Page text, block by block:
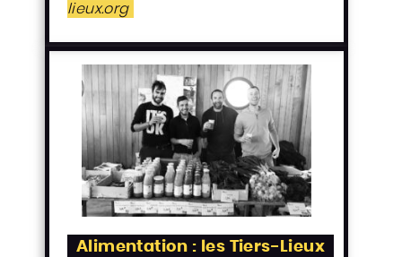
lieux.org
Alimentation : les Tiers-Lieux